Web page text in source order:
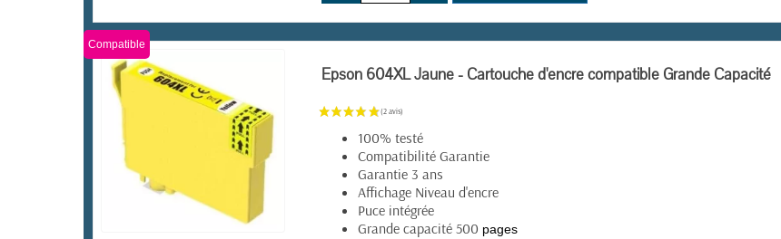
Compatible
Epson 604XL Jaune - Cartouche d'encre compatible Grande Capacité
100% testé
Compatibilité Garantie
Garantie 3 ans
Affichage Niveau d'encre
Puce intégrée
Grande capacité 500 pages